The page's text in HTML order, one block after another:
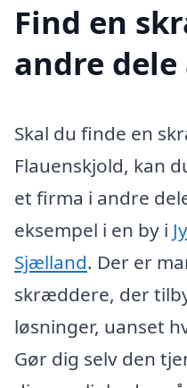
Find en
andre
Skal du finde en
Flauenskjold, kan
et firma i andre
eksempel i en by i
Sjælland. Der er
skræddere, der
løsninger, uanset
Gør dig selv den